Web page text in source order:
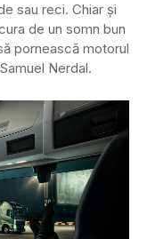
sau reci. Chiar şi
de un somn bun
pornească motorul
Nerdal.